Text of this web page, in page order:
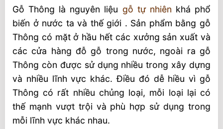
Gỗ Thông là nguyên liệu gỗ tự nhiên khá phổ
biến ở nước ta và thế giới . Sản phẩm bằng gỗ
Thông có mặt ở hầu hết các xưởng sản xuất và
các cửa hàng đỗ gỗ trong nước, ngoài ra gỗ
Thông còn được sử dụng nhiều trong xây dựng
và nhiều lĩnh vực khác. Điều đó dễ hiều vì gỗ
Thông có rất nhiều chủng loại, mỗi loại lại có
thế mạnh vượt trội và phù hợp sử dụng trong
mỗi lĩnh vực khác nhau.